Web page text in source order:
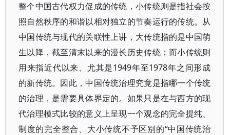
整个中国古代权力促成的传统，小传统则是指社会按
照自然秩序的和谐以相对独立的节奏运行的传统。从
中国传统与现代的关联性上讲，大传统指的是中国萌
生以降，截至清末以来的漫长历史传统；而小传统则
用来指近代以来、尤其是1949年至1978年之间形成
的新传统。因此，中国传统治理究竟是指哪一个传统
的治理，是需要具体界定的。如果只是在与西方的现
代治理模式比较的意义上呈现一个观念的完全提纯、
制度的完全整合、大小传统不予区别的“中国传统治